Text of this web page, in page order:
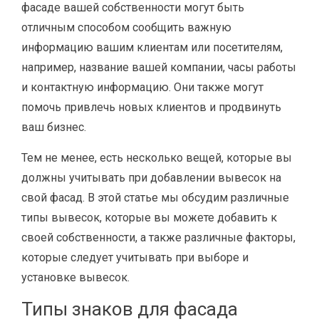
фасаде вашей собственности могут быть
отличным способом сообщить важную
информацию вашим клиентам или посетителям,
например, название вашей компании, часы работы
и контактную информацию. Они также могут
помочь привлечь новых клиентов и продвинуть
ваш бизнес.
Тем не менее, есть несколько вещей, которые вы
должны учитывать при добавлении вывесок на
свой фасад. В этой статье мы обсудим различные
типы вывесок, которые вы можете добавить к
своей собственности, а также различные факторы,
которые следует учитывать при выборе и
установке вывесок.
Типы знаков для фасада